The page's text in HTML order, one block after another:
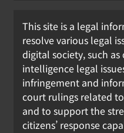
This site is a legal
resolve various legal
digital society, such
intelligence legal
infringement and
court rulings related
and to support the
citizens’ response